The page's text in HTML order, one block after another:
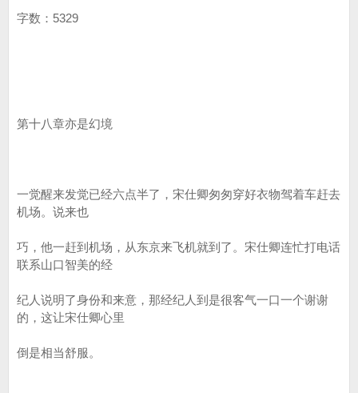
字数：5329
第十八章亦是幻境
一觉醒来发觉已经六点半了，宋仕卿匆匆穿好衣物驾着车赶去
机场。说来也
巧，他一赶到机场，从东京来飞机就到了。宋仕卿连忙打电话
联系山口智美的经
纪人说明了身份和来意，那经纪人到是很客气一口一个谢谢
的，这让宋仕卿心里
倒是相当舒服。